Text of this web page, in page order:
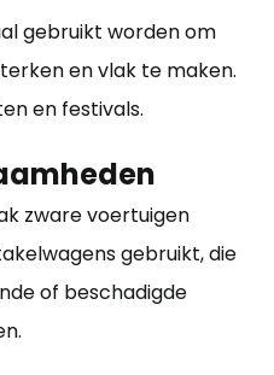
gebruikt worden om
en vlak te maken.
en festivals.
zware voertuigen
gebruikt, die
of beschadigde